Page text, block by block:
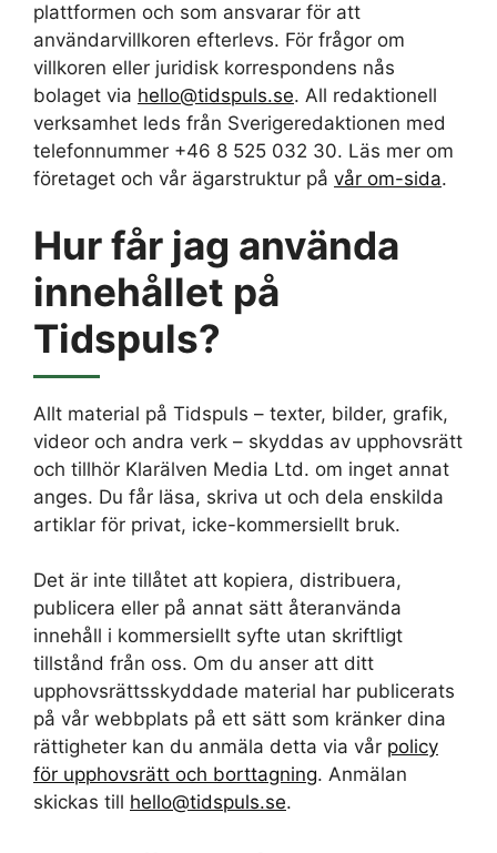
plattformen och som ansvarar för att
användarvillkoren efterlevs. För frågor om
villkoren eller juridisk korrespondens nås
bolaget via hello@tidspuls.se. All redaktionell
verksamhet leds från Sverigeredaktionen med
telefonnummer +46 8 525 032 30. Läs mer om
företaget och vår ägarstruktur på vår om-sida.
Hur får jag använda
innehållet på
Tidspuls?
Allt material på Tidspuls – texter, bilder, grafik,
videor och andra verk – skyddas av upphovsrätt
och tillhör Klarälven Media Ltd. om inget annat
anges. Du får läsa, skriva ut och dela enskilda
artiklar för privat, icke-kommersiellt bruk.
Det är inte tillåtet att kopiera, distribuera,
publicera eller på annat sätt återanvända
innehåll i kommersiellt syfte utan skriftligt
tillstånd från oss. Om du anser att ditt
upphovsrättsskyddade material har publicerats
på vår webbplats på ett sätt som kränker dina
rättigheter kan du anmäla detta via vår policy
för upphovsrätt och borttagning. Anmälan
skickas till hello@tidspuls.se.